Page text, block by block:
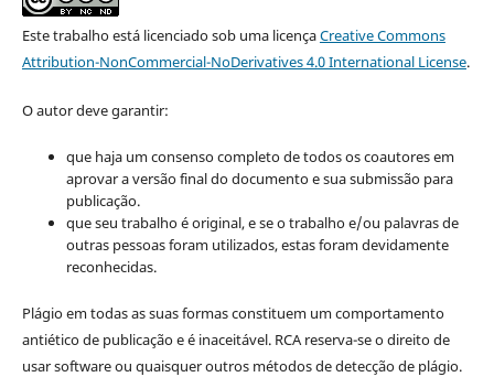
Este trabalho está licenciado sob uma licençaCreative Commons
Attribution-NonCommercial-NoDerivatives 4.0 International License.
O autor deve garantir:
que haja um consenso completo de todos os coautores em
aprovar a versão final do documento e sua submissão para
publicação.
que seu trabalho é original, e se o trabalho e/ou palavras de
outras pessoas foram utilizados, estas foram devidamente
reconhecidas.
Plágio em todas as suas formas constituem um comportamento
antiético de publicação e é inaceitável. RCA reserva-se o direito de
usar software ou quaisquer outros métodos de detecção de plágio.